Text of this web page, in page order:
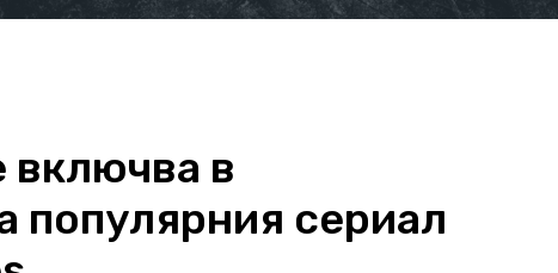
включва в
популярния сериал